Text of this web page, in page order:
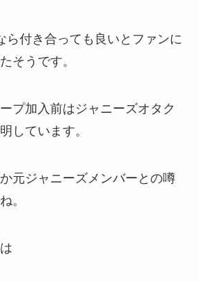
ら付き合っても良いとファンに
そうです。
プ加入前はジャニーズオタク
しています。
元ジャニーズメンバーとの噂
。